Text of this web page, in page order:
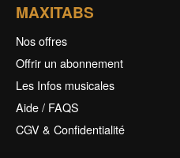
MAXITABS
Nos offres
Offrir un abonnement
Les Infos musicales
Aide / FAQS
CGV & Confidentialité